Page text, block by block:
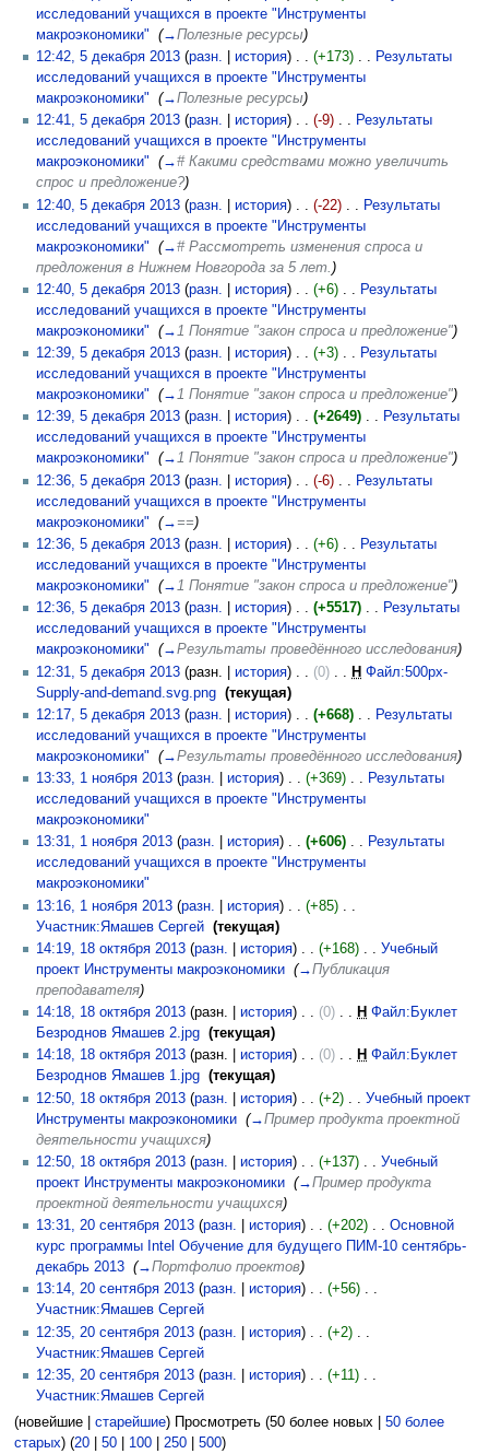
исследований учащихся в проекте "Инструменты
макроэкономики"
(→Полезные ресурсы)
12:42, 5 декабря 2013 (разн. история) (+173)
Результаты
исследований учащихся в проекте "Инструменты
макроэкономики"
(→Полезные ресурсы)
12:41, 5 декабря 2013 (разн. история) (-9)
Результаты
исследований учащихся в проекте "Инструменты
макроэкономики"
(→# Какими средствами можно увеличить
спрос и предложение?)
12:40, 5 декабря 2013 (разн. история) (-22)
Результаты
исследований учащихся в проекте "Инструменты
макроэкономики"
(→# Рассмотреть изменения спроса и
предложения в Нижнем Новгорода за 5 лет. )
12:40, 5 декабря 2013 (разн. история) (+6)
Результаты
исследований учащихся в проекте "Инструменты
макроэкономики"
(→1 Понятие "закон спроса и предложение")
12:39, 5 декабря 2013 (разн. история) (+3)
Результаты
исследований учащихся в проекте "Инструменты
макроэкономики"
(→1 Понятие "закон спроса и предложение")
12:39, 5 декабря 2013 (разн. история) (+2649)
Результаты
исследований учащихся в проекте "Инструменты
макроэкономики"
(→1 Понятие "закон спроса и предложение")
12:36, 5 декабря 2013 (разн. история) (-6)
Результаты
исследований учащихся в проекте "Инструменты
макроэкономики"
(→ ==)
12:36, 5 декабря 2013 (разн. история) (+6)
Результаты
исследований учащихся в проекте "Инструменты
макроэкономики"
(→1 Понятие "закон спроса и предложение")
12:36, 5 декабря 2013 (разн. история) (+5517)
Результаты
исследований учащихся в проекте "Инструменты
макроэкономики"
(→Результаты проведённого исследования)
12:31, 5 декабря 2013 (разн. | история) (0) Н Файл:500px-
Supply-and-demand.svg.png (текущая)
12:17, 5 декабря 2013 (разн. история) (+668)
Результаты
исследований учащихся в проекте "Инструменты
макроэкономики"
(→Результаты проведённого исследования)
13:33, 1 ноября 2013 (разн. история) (+369)
Результаты
исследований учащихся в проекте "Инструменты
макроэкономики"
13:31, 1 ноября 2013 (разн. история) (+606)
Результаты
исследований учащихся в проекте "Инструменты
макроэкономики"
13:16, 1 ноября 2013 (разн. история) (+85)
Участник:Ямашев Сергей (текущая)
14:19, 18 октября 2013 (разн. история) (+168)
Учебный
проект Инструменты макроэкономики (→Публикация
преподавателя)
14:18, 18 октября 2013 (разн. | история) (0) Н Файл:Буклет
Безроднов Ямашев 2.jpg (текущая)
14:18, 18 октября 2013 (разн. | история) (0) Н Файл:Буклет
Безроднов Ямашев 1.jpg (текущая)
12:50, 18 октября 2013 (разн. история) (+2)
Учебный проект
Инструменты макроэкономики (→Пример продукта проектной
деятельности учащихся)
12:50, 18 октября 2013 (разн. история) (+137)
Учебный
проект Инструменты макроэкономики (→Пример продукта
проектной деятельности учащихся)
13:31, 20 сентября 2013 (разн. история) (+202)
Основной
курс программы Intel Обучение для будущего ПИМ-10 сентябрь-
декабрь 2013 (→Портфолио проектов)
13:14, 20 сентября 2013 (разн. история) (+56)
Участник:Ямашев Сергей
12:35, 20 сентября 2013 (разн. история) (+2)
Участник:Ямашев Сергей
12:35, 20 сентября 2013 (разн. история) (+11)
Участник:Ямашев Сергей
(новейшие | старейшие) Просмотреть (50 более новых | 50 более
старых) (20| 50| 100| 250| 500)